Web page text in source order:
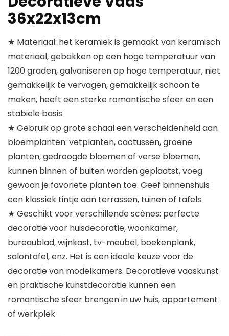
36x22x13cm
★ Materiaal: het keramiek is gemaakt van keramisch
materiaal, gebakken op een hoge temperatuur van
1200 graden, galvaniseren op hoge temperatuur, niet
gemakkelijk te vervagen, gemakkelijk schoon te
maken, heeft een sterke romantische sfeer en een
stabiele basis
★ Gebruik op grote schaal een verscheidenheid aan
bloemplanten: vetplanten, cactussen, groene
planten, gedroogde bloemen of verse bloemen,
kunnen binnen of buiten worden geplaatst, voeg
gewoon je favoriete planten toe. Geef binnenshuis
een klassiek tintje aan terrassen, tuinen of tafels
★ Geschikt voor verschillende scènes: perfecte
decoratie voor huisdecoratie, woonkamer,
bureaublad, wijnkast, tv-meubel, boekenplank,
salontafel, enz. Het is een ideale keuze voor de
decoratie van modelkamers. Decoratieve vaaskunst
en praktische kunstdecoratie kunnen een
romantische sfeer brengen in uw huis, appartement
of werkplek